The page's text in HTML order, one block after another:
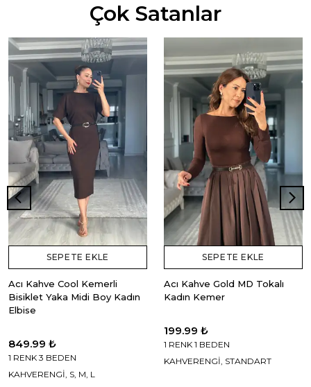
Çok Satanlar
SEPETE EKLE
Acı Kahve Cool Kemerli
Bisiklet Yaka Midi Boy Kadın
Elbise
849.99 ₺
1 RENK 3 BEDEN
KAHVERENGİ, S, M, L
SEPETE EKLE
Acı Kahve Gold MD Tokalı
Kadın Kemer
199.99 ₺
1 RENK 1 BEDEN
KAHVERENGİ, STANDART